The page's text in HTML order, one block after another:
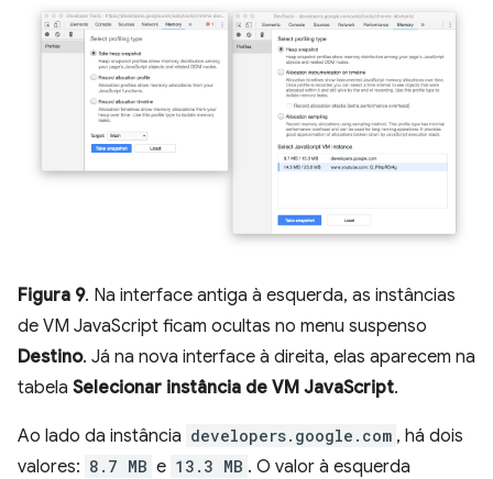
Figura 9. Na interface antiga à esquerda, as instâncias
de VM JavaScript ficam ocultas no menu suspenso
Destino. Já na nova interface à direita, elas aparecem na
tabela Selecionar instância de VM JavaScript.
Ao lado da instância developers.google.com , há dois
valores: 8.7 MB e 13.3 MB . O valor à esquerda